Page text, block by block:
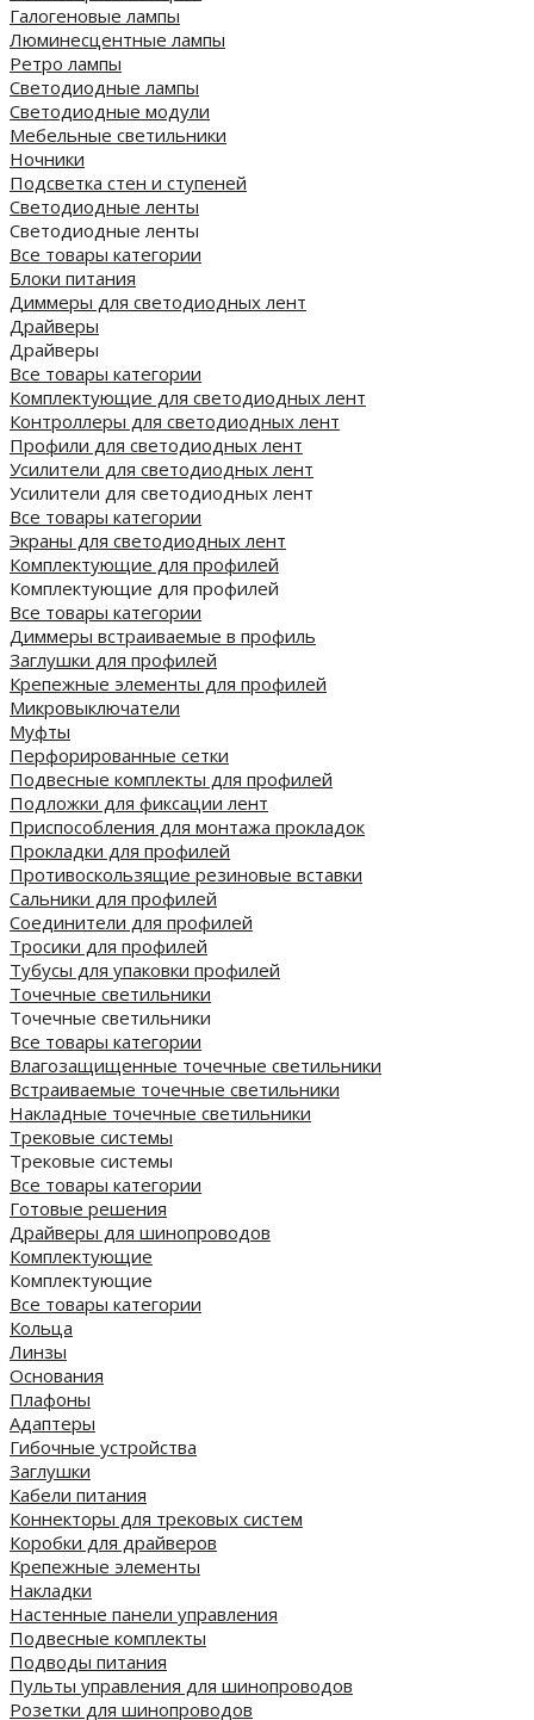
Галогеновые лампы
Люминесцентные лампы
Ретро лампы
Светодиодные лампы
Светодиодные модули
Мебельные светильники
Ночники
Подсветка стен и ступеней
Светодиодные ленты
Светодиодные ленты
Все товары категории
Блоки питания
Диммеры для светодиодных лент
Драйверы
Драйверы
Все товары категории
Комплектующие для светодиодных лент
Контроллеры для светодиодных лент
Профили для светодиодных лент
Усилители для светодиодных лент
Усилители для светодиодных лент
Все товары категории
Экраны для светодиодных лент
Комплектующие для профилей
Комплектующие для профилей
Все товары категории
Диммеры встраиваемые в профиль
Заглушки для профилей
Крепежные элементы для профилей
Микровыключатели
Муфты
Перфорированные сетки
Подвесные комплекты для профилей
Подложки для фиксации лент
Приспособления для монтажа прокладок
Прокладки для профилей
Противоскользящие резиновые вставки
Сальники для профилей
Соединители для профилей
Тросики для профилей
Тубусы для упаковки профилей
Точечные светильники
Точечные светильники
Все товары категории
Влагозащищенные точечные светильники
Встраиваемые точечные светильники
Накладные точечные светильники
Трековые системы
Трековые системы
Все товары категории
Готовые решения
Драйверы для шинопроводов
Комплектующие
Комплектующие
Все товары категории
Кольца
Линзы
Основания
Плафоны
Адаптеры
Гибочные устройства
Заглушки
Кабели питания
Коннекторы для трековых систем
Коробки для драйверов
Крепежные элементы
Накладки
Настенные панели управления
Подвесные комплекты
Подводы питания
Пульты управления для шинопроводов
Розетки для шинопроводов